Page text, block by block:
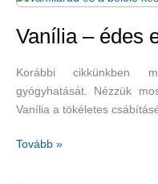
az
emésztés
szagos
müge
Vanília – édes
Korábbi cikkünkben
gyógyhatását. Nézzük
Vanília a tökéletes
Vanília
Tovább »